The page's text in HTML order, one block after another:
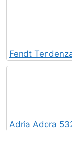
Fendt
Adria Adora